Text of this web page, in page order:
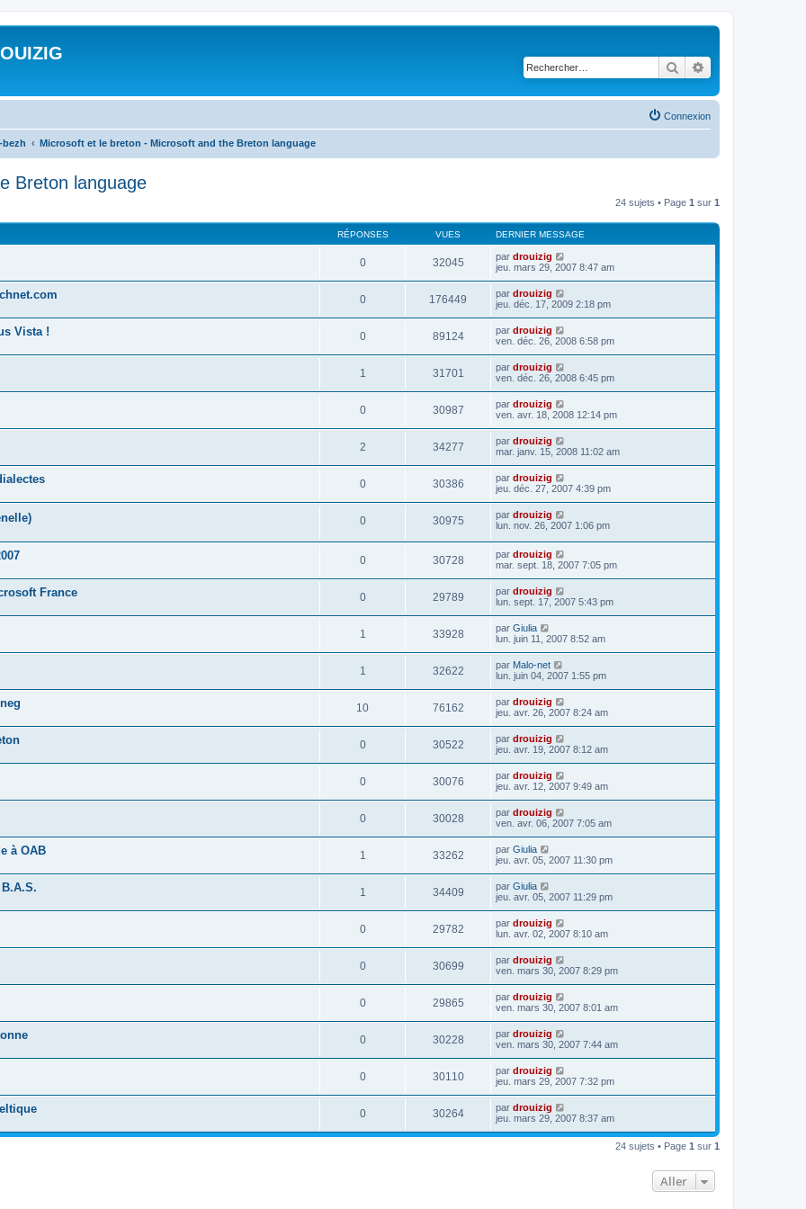
Rechercher
Connexion
bezh Microsoft et le breton - Microsoft and the Breton language
Breton language
24 sujets • Page 1 sur 1
RÉPONSES VUES DERNIER MESSAGE
0 32045 par drouizig
jeu. mars 29, 2007 8:47 am
0 176449 par drouizig
jeu. déc. 17, 2009 2:18 pm
Vista ! 0 89124 par drouizig
ven. déc. 26, 2008 6:58 pm
1 31701 par drouizig
ven. déc. 26, 2008 6:45 pm
0 30987 par drouizig
ven. avr. 18, 2008 12:14 pm
2 34277 par drouizig
mar. janv. 15, 2008 11:02 am
0 30386 par drouizig
jeu. déc. 27, 2007 4:39 pm
0 30975 par drouizig
lun. nov. 26, 2007 1:06 pm
0 30728 par drouizig
mar. sept. 18, 2007 7:05 pm
France 0 29789 par drouizig
lun. sept. 17, 2007 5:43 pm
1 33928 par Giulia
lun. juin 11, 2007 8:52 am
1 32622 par Malo-net
lun. juin 04, 2007 1:55 pm
10 76162 par drouizig
jeu. avr. 26, 2007 8:24 am
0 30522 par drouizig
jeu. avr. 19, 2007 8:12 am
0 30076 par drouizig
jeu. avr. 12, 2007 9:49 am
0 30028 par drouizig
ven. avr. 06, 2007 7:05 am
à OAB 1 33262 par Giulia
jeu. avr. 05, 2007 11:30 pm
1 34409 par Giulia
jeu. avr. 05, 2007 11:29 pm
0 29782 par drouizig
lun. avr. 02, 2007 8:10 am
0 30699 par drouizig
ven. mars 30, 2007 8:29 pm
0 29865 par drouizig
ven. mars 30, 2007 8:01 am
0 30228 par drouizig
ven. mars 30, 2007 7:44 am
0 30110 par drouizig
jeu. mars 29, 2007 7:32 pm
0 30264 par drouizig
jeu. mars 29, 2007 8:37 am
24 sujets • Page 1 sur 1
Aller